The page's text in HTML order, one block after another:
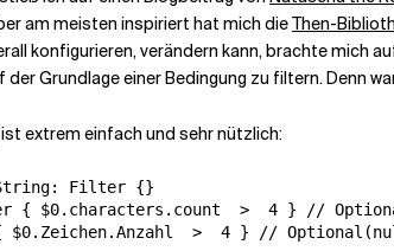
Verwandte Themen
am meisten inspiriert hat mich dieThen-
konfigurieren, verändern kann, brachte mich
der Grundlage einer Bedingung zu filtern. Denn
extrem einfach und sehr nützlich:
String: Filter {}
{ $0.characters.count  >  4 } //